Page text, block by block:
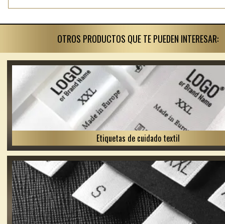
OTROS PRODUCTOS QUE TE PUEDEN INTERESAR:
Etiquetas de cuidado textil